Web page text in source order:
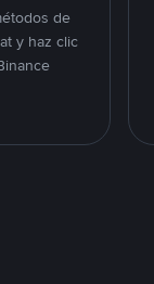
de
y haz clic